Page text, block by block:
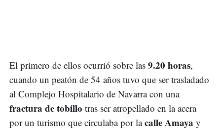
El primero de ellos ocurrió sobre las 9.20 horas,
cuando un peatón de 54 años tuvo que ser trasladado
al Complejo Hospitalario de Navarra con una
fractura de tobillo tras ser atropellado en la acera
por un turismo que circulaba por lacalle Amaya y